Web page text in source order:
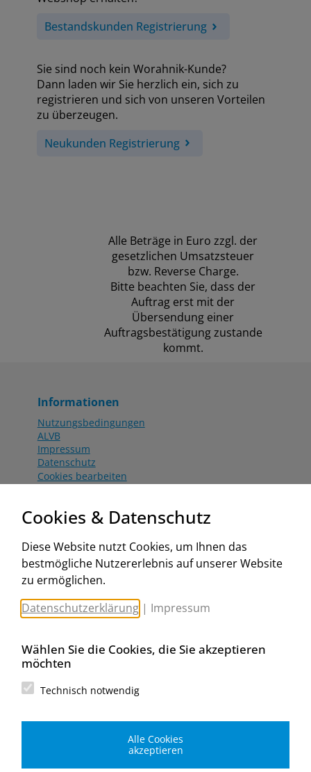
Bestandskunden Registrierung
Sie sind noch kein Worahnik-Kunde?
Dann laden wir Sie herzlich ein, sich zu
registrieren und sich von unseren Vorteilen
zu überzeugen.
Neukunden Registrierung
Alle Beträge in Euro zzgl. der
gesetzlichen Umsatzsteuer
bzw. Reverse Charge.
Bitte beachten Sie, dass der
Auftrag erst mit der
Übersendung einer
Auftragsbestätigung zustande
kommt.
Informationen
Nutzungsbedingungen
ALVB
Impressum
Datenschutz
Cookies bearbeiten
Aktionsbedingungen
www.worahnik.at
Zentrale Köttlach
Michael Worahnik GmbH
Spenglerartikel
Industriestraße 90, Köttlach
Filiale Wien
Spenglerartikel
Cookies & Datenschutz
Diese Website nutzt Cookies, um Ihnen das
bestmögliche Nutzererlebnis auf unserer Website
zu ermöglichen.
Datenschutzerklärung | Impressum
Wählen Sie die Cookies, die Sie akzeptieren
möchten
Technisch notwendig
Alle Cookies
akzeptieren